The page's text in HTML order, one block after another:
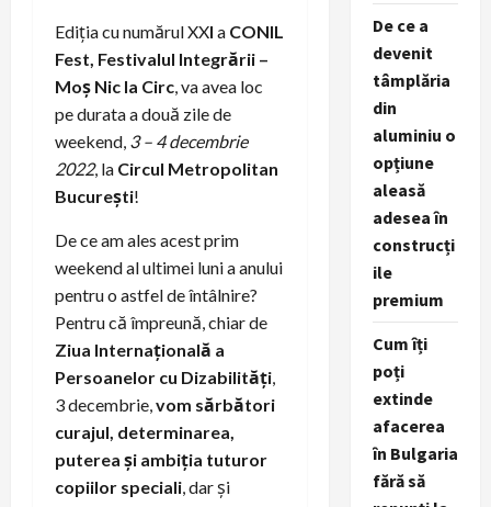
Ediția cu numărul XXI a CONIL
Fest, Festivalul Integrării –
Moș Nic la Circ, va avea loc
pe durata a două zile de
weekend, 3 – 4 decembrie
2022, la Circul Metropolitan
București!
De ce am ales acest prim
weekend al ultimei luni a anului
pentru o astfel de întâlnire?
Pentru că împreună, chiar de
Ziua Internațională a
Persoanelor cu Dizabilități,
3 decembrie,vom sărbători
curajul, determinarea,
puterea și ambiția tuturor
copiilor speciali, dar și
De ce a
devenit
tâmplăria
din
aluminiu o
opțiune
aleasă
adesea în
construcți
ile
premium
Cum îți
poți
extinde
afacerea
în Bulgaria
fără să